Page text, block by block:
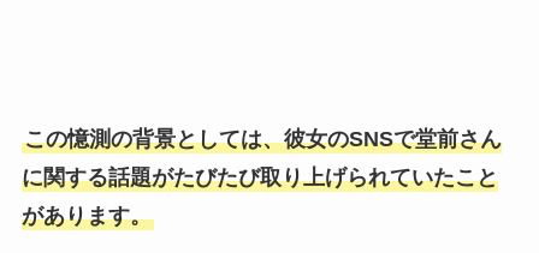
この憶測の背景としては、彼女のSNSで堂前さん
に関する話題がたびたび取り上げられていたこと
があります。